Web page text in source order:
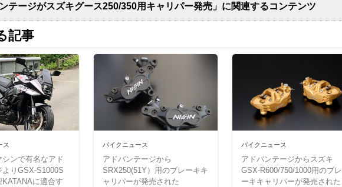
ンテージがスズキグース250/350用キャリパー発売」に関連するコンテンツ
記事
ス
シンで有名なアド
よりGSX-S1000S
KATANAに適合す
バイクニュース
アドバンテージから
SRX250(51Y）用のブレーキキ
ャリパーが発売された
バイクニュース
アドバンテージからスズキ
GSX-R600/750/1000用のブレ
ーキキャリパーが発売された